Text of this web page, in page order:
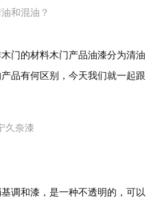
和混油？
门的材料木门产品油漆分为清油
品有何区别，今天我们就一起跟
久奈漆
调和漆，是一种不透明的，可以